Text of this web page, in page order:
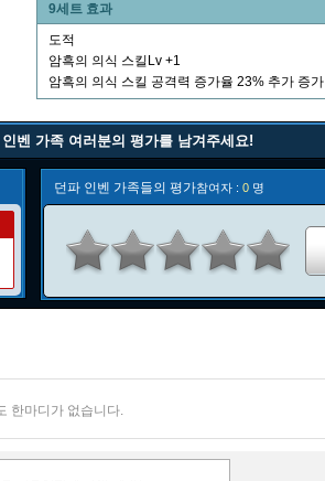
9세트 효과
도적
암흑의 의식 스킬Lv +1
암흑의 의식 스킬 공격력 증가율 23% 추가 증가
벤 가족 여러분의 평가를 남겨주세요!
던파 인벤 가족들의 평가참여자 : 0 명
한마디가 없습니다.